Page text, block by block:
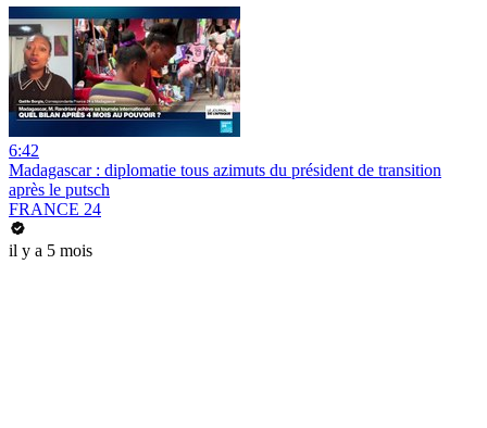
6:42
Madagascar : diplomatie tous azimuts du président de transition
après le putsch
FRANCE 24
il y a 5 mois